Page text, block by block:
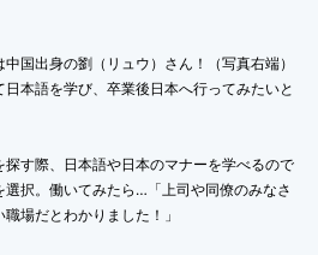
国出身の劉（リュウ）さん！（写真右端）
本語を学び、卒業後日本へ行ってみたいと
す際、日本語や日本のマナーを学べるので
択。働いてみたら…「上司や同僚のみなさ
場だとわかりました！」